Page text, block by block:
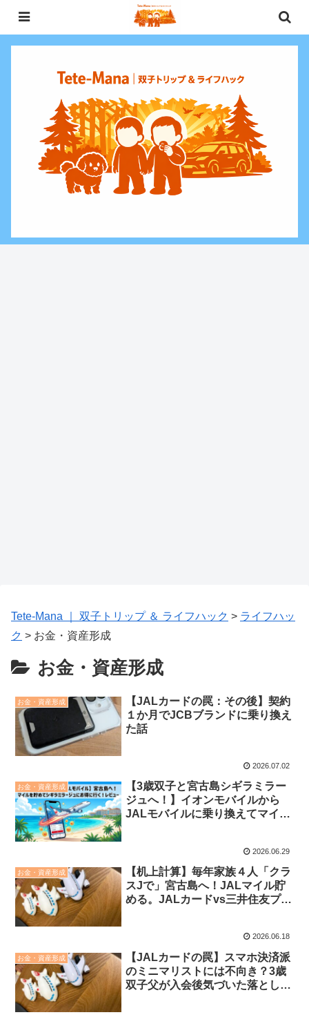
0歳〜未就学児（3歳）双子との週末お出かけ・子連れ旅行情報と、暮らしに役
立つお金・ライフハックをお届けする双子ファミリーブログ。
Tete-Mana ｜ 双子トリップ ＆ ライフハック > ライフハッ
ク > お金・資産形成
お金・資産形成
お金・資産形成
【JALカードの罠：その後】契約
１か月でJCBブランドに乗り換え
た話
2026.07.02
お金・資産形成
【3歳双子と宮古島シギラミラー
ジュへ！】イオンモバイルから
JALモバイルに乗り換えてマイル
2026.06.29
お金・資産形成
【机上計算】毎年家族４人「クラ
スJで」宮古島へ！JALマイル貯
める。JALカードvs三井住友プラ
2026.06.18
お金・資産形成
【JALカードの罠】スマホ決済派
のミニマリストには不向き？3歳
双子父が入会後気づいた落とし穴